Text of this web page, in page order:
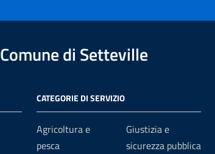
Comune di Setteville
CATEGORIE DI SERVIZIO
Agricoltura e
pesca
Giustizia e
sicurezza pubblica